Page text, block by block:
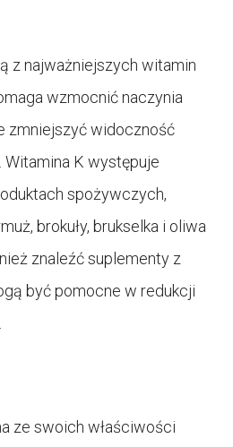
z najważniejszych witamin
wzmocnić naczynia
zmniejszyć widoczność
K występuje
spożywczych,
brokuły, brukselka i oliwa
znaleźć suplementy z
być pomocne w redukcji
ze swoich właściwości